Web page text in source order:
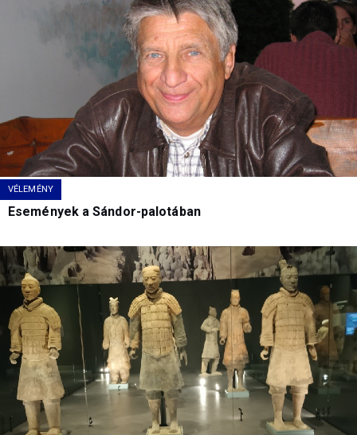
VÉLEMÉNY
Események a Sándor-palotában